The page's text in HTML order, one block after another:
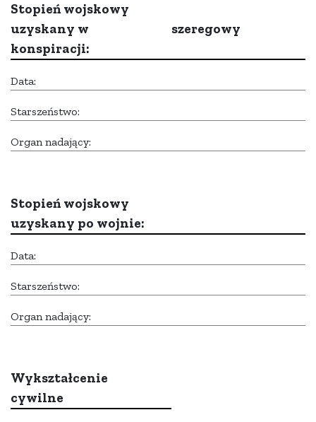
Stopień wojskowy
uzyskany w
konspiracji:
szeregowy
Data:
Starszeństwo:
Organ nadający:
Stopień wojskowy
uzyskany po wojnie:
Data:
Starszeństwo:
Organ nadający:
Wykształcenie
cywilne